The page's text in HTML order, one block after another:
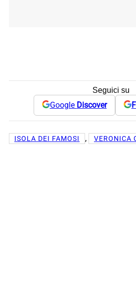
Seguici su
Google Discover
ISOLA DEI FAMOSI , VERONICA